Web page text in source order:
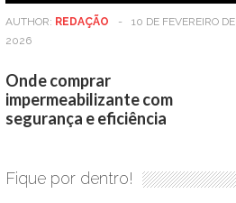
AUTHOR: REDAÇÃO -
10 DE FEVEREIRO DE
2026
Onde comprar
impermeabilizante com
segurança e eficiência
Fique por dentro!